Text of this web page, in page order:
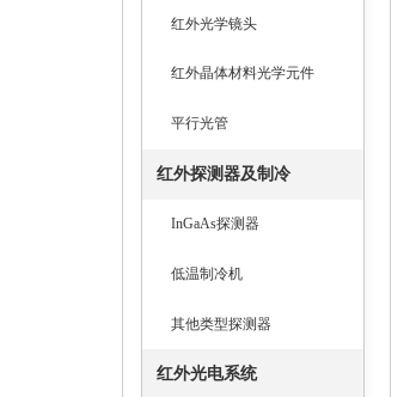
红外光学镜头
红外晶体材料光学元件
平行光管
红外探测器及制冷
InGaAs探测器
低温制冷机
其他类型探测器
红外光电系统